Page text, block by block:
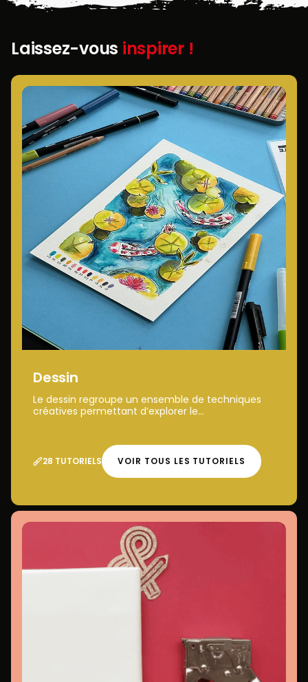
Laissez-vous inspirer !
Dessin
Le dessin regroupe un ensemble de techniques
créatives permettant d’explorer le...
28 TUTORIELS VOIR TOUS LES TUTORIELS